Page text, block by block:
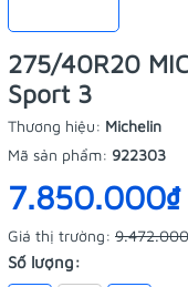
275/40R20
Sport 3
Thương hiệu: Michelin
Mã sản phẩm: 922303
7.850.000₫
Giá thị trường:
Số lượng: